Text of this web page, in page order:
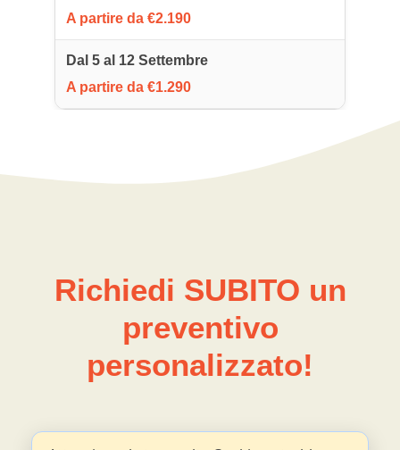
A partire da €2.190
Dal 5 al 12 Settembre
A partire da €1.290
Richiedi SUBITO un
preventivo
personalizzato!